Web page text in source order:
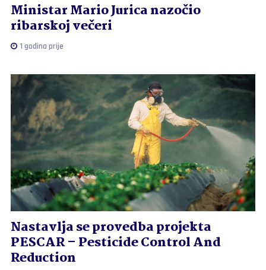
Ministar Mario Jurica nazočio
ribarskoj večeri
1 godina prije
Nastavlja se provedba projekta
PESCAR – Pesticide Control And
Reduction